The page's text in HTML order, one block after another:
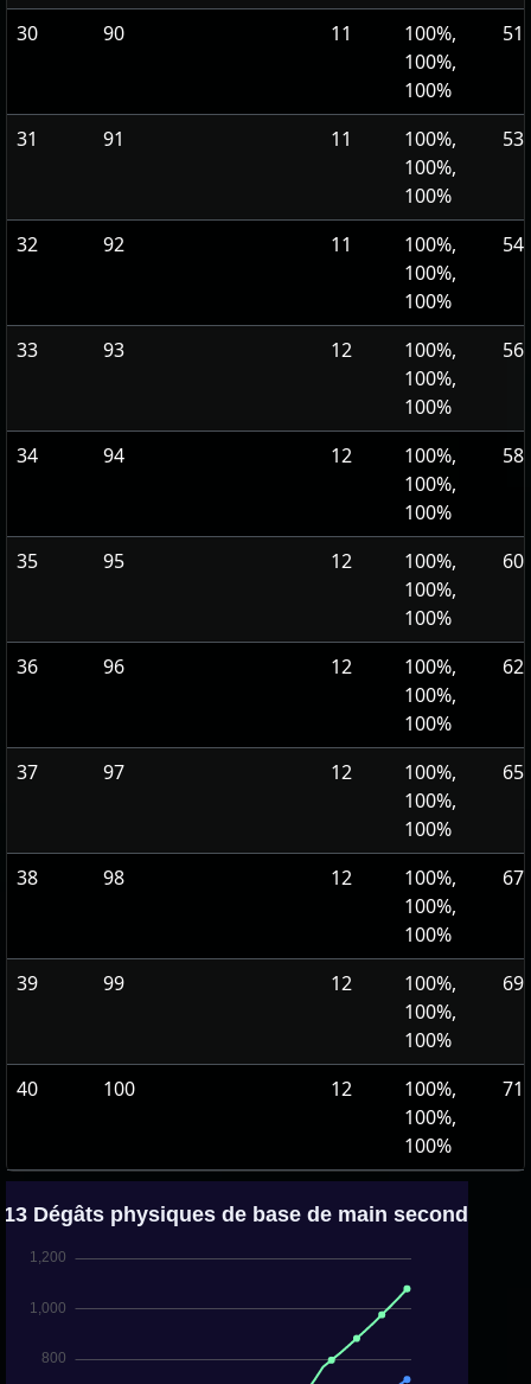
30 90 11
100%,
100%,
100%
31 91 11
100%,
100%,
100%
32 92 11
100%,
100%,
100%
33 93 12
100%,
100%,
100%
34 94 12
100%,
100%,
100%
35 95 12
100%,
100%,
100%
36 96 12
100%,
100%,
100%
37 97 12
100%,
100%,
100%
38 98 12
100%,
100%,
100%
39 99 12
100%,
100%,
100%
40 100 12
100%,
100%,
100%